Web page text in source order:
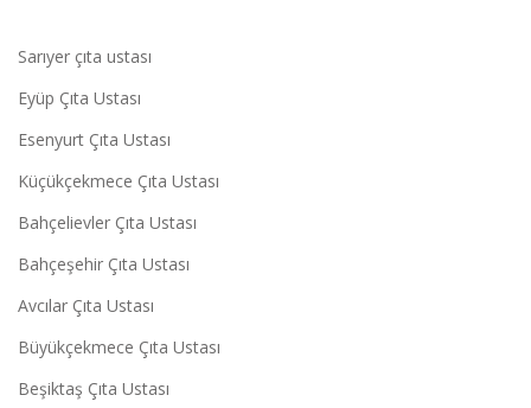
Sarıyer çıta ustası
Eyüp Çıta Ustası
Esenyurt Çıta Ustası
Küçükçekmece Çıta Ustası
Bahçelievler Çıta Ustası
Bahçeşehir Çıta Ustası
Avcılar Çıta Ustası
Büyükçekmece Çıta Ustası
Beşiktaş Çıta Ustası